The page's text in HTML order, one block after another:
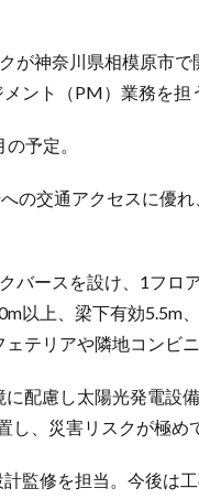
が神奈川県相模原市で
ント（PM）業務を担
予定。
の交通アクセスに優
バースを設け、1フロ
以上、梁下有効5.5m
テリアや隣地コンビ
配慮し太陽光発電設
、災害リスクが極め
監修を担当。今後は